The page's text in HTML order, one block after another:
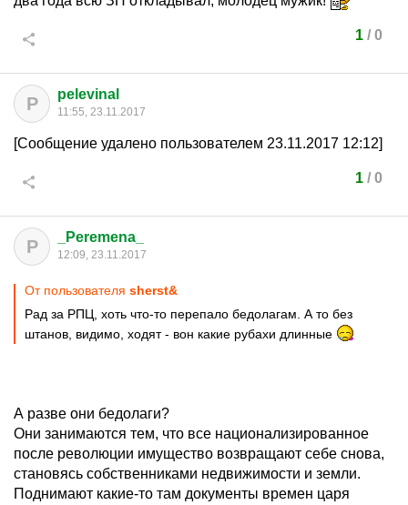
1/ 0
P pelevinal
11:55, 23.11.2017
[Сообщение удалено пользователем 23.11.2017 12:12]
1/ 0
P _Peremena_
12:09, 23.11.2017
От пользователя sherst&
Рад за РПЦ, хоть что-то перепало бедолагам. А то без
штанов, видимо, ходят - вон какие рубахи длинные
А разве они бедолаги?
Они занимаются тем, что все национализированное
после революции имущество возвращают себе снова,
становясь собственниками недвижимости и земли.
Поднимают какие-то там документы времен царя